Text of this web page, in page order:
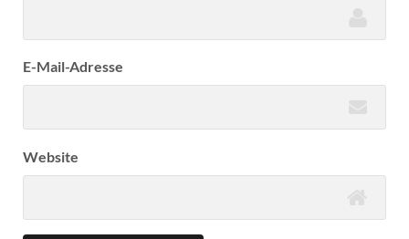
E-Mail-Adresse
Website